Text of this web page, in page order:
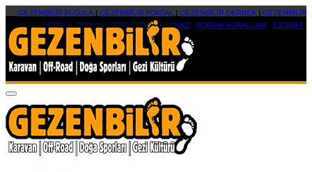
GEZENBİLİR PUSULA| GEZENBİLİR PORTAL| GEZENBİLİR DERNEK| GEZENBİLİR
MEDYA|SOSYAL MEDYA HESAPLARIMIZ FORUM KURALLARI İLETİŞİM